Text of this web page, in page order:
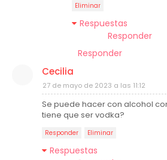
Eliminar
Respuestas
Responder
Responder
Cecilia
27 de mayo de 2023 a las 11:12
Se puede hacer con alcohol
tiene que ser vodka?
Responder Eliminar
Respuestas